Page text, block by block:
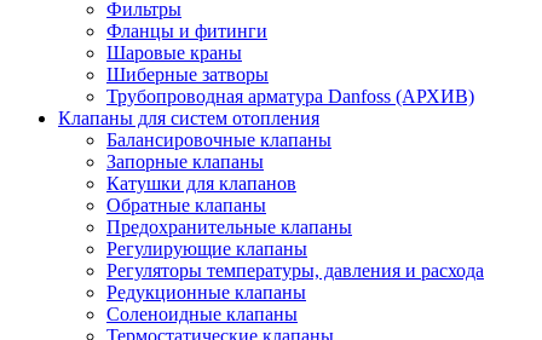
Фильтры
Фланцы и фитинги
Шаровые краны
Шиберные затворы
Трубопроводная арматура Danfoss (АРХИВ)
Клапаны для систем отопления
Балансировочные клапаны
Запорные клапаны
Катушки для клапанов
Обратные клапаны
Предохранительные клапаны
Регулирующие клапаны
Регуляторы температуры, давления и расхода
Редукционные клапаны
Соленоидные клапаны
Термостатические клапаны